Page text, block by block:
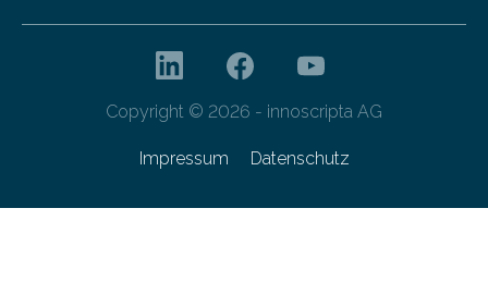
Copyright © 2026 - innoscripta AG
Impressum Datenschutz